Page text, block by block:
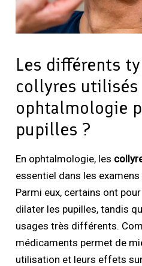
Les différents
collyres utilisés
ophtalmologie
pupilles ?
En ophtalmologie, les
essentiel dans les
Parmi eux, certains ont
dilater les pupilles, tandis
usages très différents.
médicaments permet de
utilisation et leurs effets